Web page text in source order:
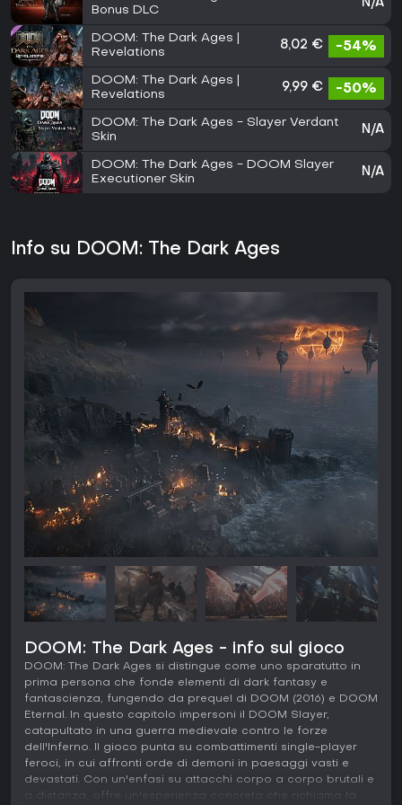
Bonus DLC
N/A
DOOM: The Dark Ages |
Revelations
8,02 € -54%
DOOM: The Dark Ages |
Revelations
9,99 € -50%
DOOM: The Dark Ages - Slayer Verdant
Skin
N/A
DOOM: The Dark Ages - DOOM Slayer
Executioner Skin
N/A
Info su DOOM: The Dark Ages
DOOM: The Dark Ages - info sul gioco
DOOM: The Dark Ages si distingue come uno sparatutto in
prima persona che fonde elementi di dark fantasy e
fantascienza, fungendo da prequel di DOOM (2016) e DOOM
Eternal. In questo capitolo impersoni il DOOM Slayer,
catapultato in una guerra medievale contro le forze
dell'Inferno. Il gioco punta su combattimenti single-player
feroci, in cui affronti orde di demoni in paesaggi vasti e
devastati. Con un'enfasi su attacchi corpo a corpo brutali e
a distanza, offre un'esperienza concreta che richiama la